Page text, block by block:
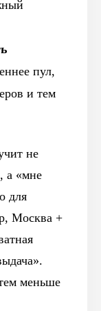
пул,
и тем
не
а «мне
для
Москва +
меньше